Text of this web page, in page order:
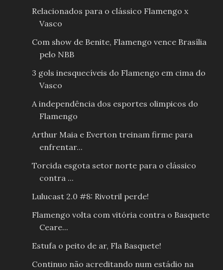
Relacionados para o clássico Flamengo x
Vasco
Com show de Benite, Flamengo vence Brasília
pelo NBB
3 gols inesquecíveis do Flamengo em cima do
Vasco
A independência dos esportes olimpicos do
Flamengo
Arthur Maia e Everton treinam firme para
enfrentar...
Torcida esgota setor norte para o clássico
contra ...
Lulucast 2.0 #8: Rivotril perde!
Flamengo volta com vitória contra o Basquete
Ceare...
Estufa o peito de ar, Fla Basquete!
Continuo não acreditando num estádio na